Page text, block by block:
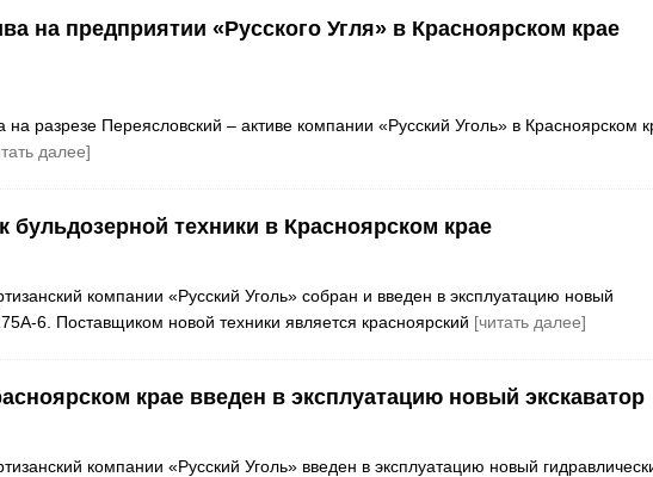
на предприятии «Русского Угля» в Красноярском крае
разрезе Переясловский – активе компании «Русский Уголь» в Красноярском
далее]
бульдозерной техники в Красноярском крае
компании «Русский Уголь» собран и введен в эксплуатацию новый
6. Поставщиком новой техники является красноярский [читать далее]
крае введен в эксплуатацию новый экскаватор
компании «Русский Уголь» введен в эксплуатацию новый